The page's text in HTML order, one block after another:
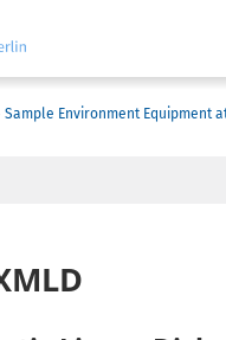
Sample Environment Equipment